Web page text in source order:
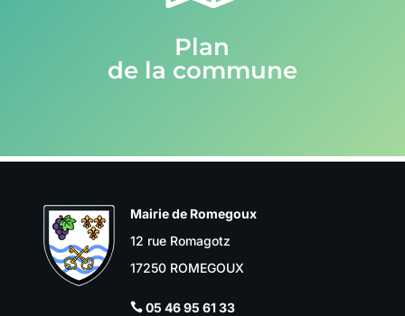
Plan
de la commune
Mairie de Romegoux
12 rue Romagotz
17250 ROMEGOUX
 05 46 95 61 33